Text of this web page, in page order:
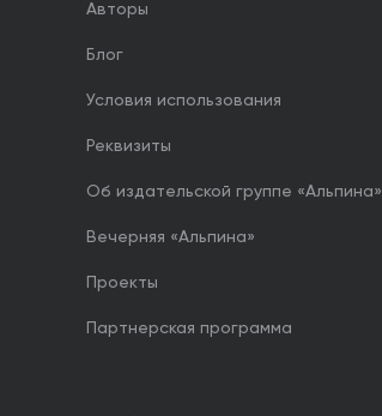
Авторы
Блог
Условия использования
Реквизиты
Об издательской группе «Альпина»
Вечерняя «Альпина»
Проекты
Партнерская программа